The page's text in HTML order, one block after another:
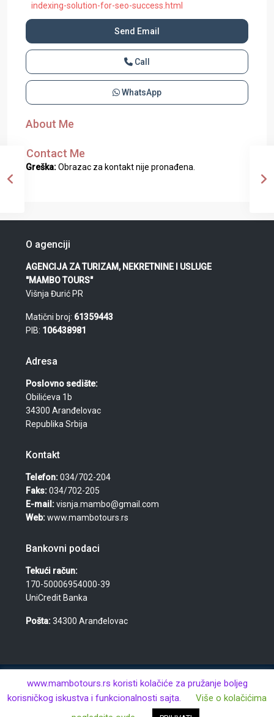
indexing-solution-for-seo-success.html
Send Email
Call
WhatsApp
About Me
Contact Me
Greška:Obrazac za kontakt nije pronađena.
O agenciji
AGENCIJA ZA TURIZAM, NEKRETNINE I USLUGE
"MAMBO TOURS"
Višnja Đurić PR
Matični broj: 61359443
PIB: 106438981
Adresa
Poslovno sedište:
Obilićeva 1b
34300 Aranđelovac
Republika Srbija
Kontakt
Telefon:034/702-204
Faks:034/702-205
E-mail:visnja.mambo@gmail.com
Web:www.mambotours.rs
Bankovni podaci
Tekući račun:
170-50006954000-39
UniCredit Banka
Pošta:34300 Aranđelovac
Tours" — Višnja Đurić PR · Aranđelovac · MB: 61359443 · PIB:
www.mambotours.rs koristi kolačiće za pružanje boljeg
korisničkog iskustva i funkcionalnosti sajta.
Više o kolačićima